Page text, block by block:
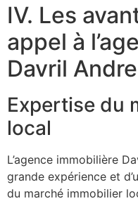
IV. Les
appel à
Davril
Expertise du
local
L’agence immobilière
grande expérience et
du marché immobilier